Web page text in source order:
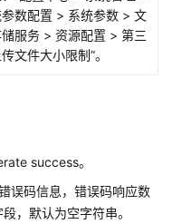
数配置 > 系统参数 > 文
服务 > 资源配置 > 第三
文件大小限制”。
success。
误码信息，错误码响应数
，默认为空字符串。